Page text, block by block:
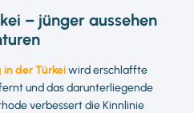
– jünger aussehen
der Türkeiwird erschlaffte
und das darunterliegende
verbessert die Kinnlinie